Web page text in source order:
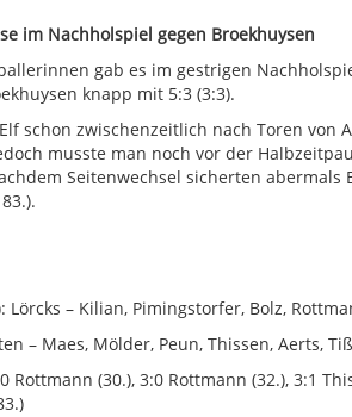
im Nachholspiel gegen Broekhuysen
gab es im gestrigen
knapp mit 5:3 (3:3).
schon zwischenzeitlich nach Toren von
musste man noch vor der
Seitenwechsel sicherten
Lörcks – Kilian, Pimingstorfer, Bolz,
– Maes, Mölder, Peun, Thissen, Aerts,
Rottmann (30.), 3:0 Rottmann (32.), 3:1